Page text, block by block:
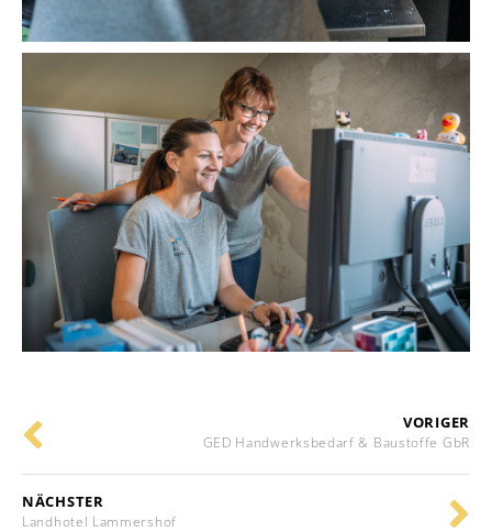
VORIGER
GED Handwerksbedarf & Baustoffe GbR
NÄCHSTER
Landhotel Lammershof